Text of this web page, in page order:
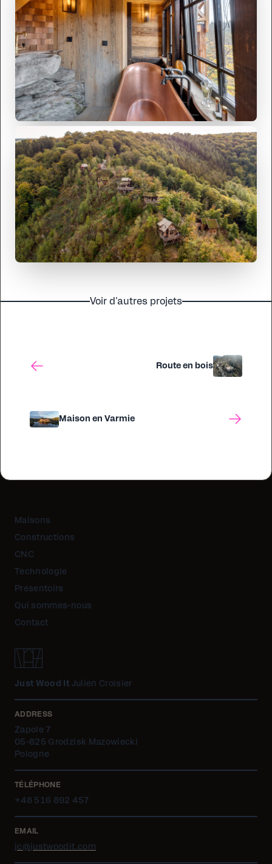
Voir d'autres projets
Route en bois
Maison en Varmie
Maisons
Constructions
CNC
Technologie
Présentoirs
Qui sommes-nous
Contact
Just Wood It Julien Croisier
ADDRESS
Zapole 7
05-825 Grodzisk Mazowiecki
Pologne
TÉLÉPHONE
+48 516 892 457
EMAIL
jc@justwoodit.com